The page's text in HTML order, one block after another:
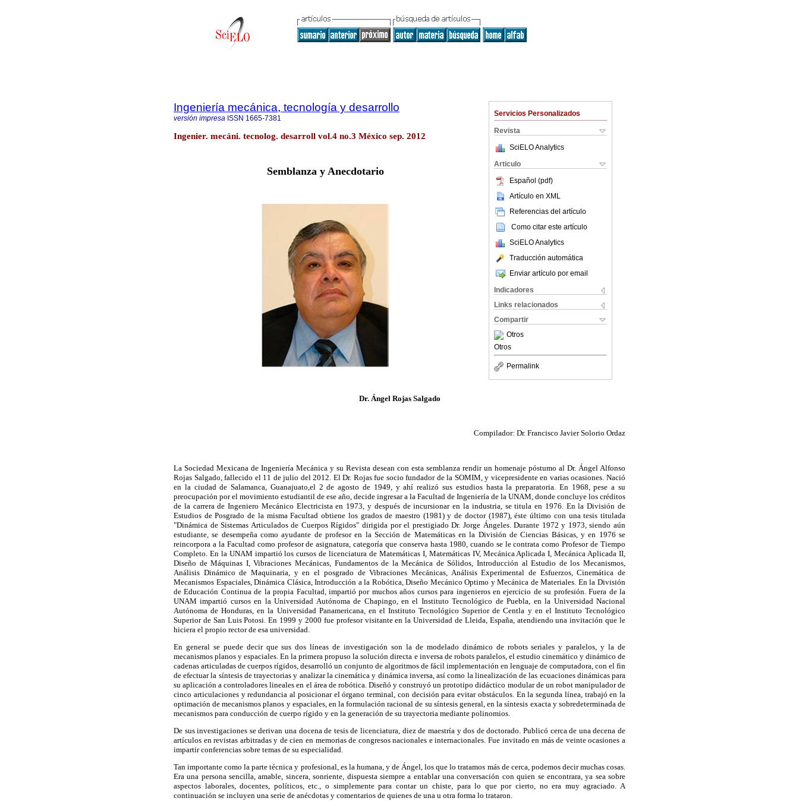
Servicios Personalizados
Revista
SciELO Analytics
Articulo
Español (pdf)
Artículo en XML
Referencias del artículo
Como citar este artículo
SciELO Analytics
Traducción automática
Enviar artículo por email
Indicadores
Links relacionados
Compartir
Otros
Otros
Permalink
Ingeniería mecánica, tecnología y desarrollo
versión impresa ISSN 1665-7381
Ingenier. mecáni. tecnolog. desarroll vol.4 no.3 México sep. 2012
Semblanza y Anecdotario
Dr. Ángel Rojas Salgado
Compilador: Dr. Francisco Javier Solorio Ordaz
La Sociedad Mexicana de Ingeniería Mecánica y su Revista desean con esta semblanza rendir un homenaje póstumo al Dr. Ángel Alfonso
Rojas Salgado, fallecido el 11 de julio del 2012. El Dr. Rojas fue socio fundador de la SOMIM, y vicepresidente en varias ocasiones. Nació
en la ciudad de Salamanca, Guanajuato,el 2 de agosto de 1949, y ahí realizó sus estudios hasta la preparatoria. En 1968, pese a su
preocupación por el movimiento estudiantil de ese año, decide ingresar a la Facultad de Ingeniería de la UNAM, donde concluye los créditos
de la carrera de Ingeniero Mecánico Electricista en 1973, y después de incursionar en la industria, se titula en 1976. En la División de
Estudios de Posgrado de la misma Facultad obtiene los grados de maestro (1981) y de doctor (1987), éste último con una tesis titulada
"Dinámica de Sistemas Articulados de Cuerpos Rígidos" dirigida por el prestigiado Dr. Jorge Ángeles. Durante 1972 y 1973, siendo aún
estudiante, se desempeña como ayudante de profesor en la Sección de Matemáticas en la División de Ciencias Básicas, y en 1976 se
reincorpora a la Facultad como profesor de asignatura, categoría que conserva hasta 1980, cuando se le contrata como Profesor de Tiempo
Completo. En la UNAM impartió los cursos de licenciatura de Matemáticas I, Matemáticas IV, Mecánica Aplicada I, Mecánica Aplicada II,
Diseño de Máquinas I, Vibraciones Mecánicas, Fundamentos de la Mecánica de Sólidos, Introducción al Estudio de los Mecanismos,
Análisis Dinámico de Maquinaria, y en el posgrado de Vibraciones Mecánicas, Análisis Experimental de Esfuerzos, Cinemática de
Mecanismos Espaciales, Dinámica Clásica, Introducción a la Robótica, Diseño Mecánico Optimo y Mecánica de Materiales. En la División
de Educación Continua de la propia Facultad, impartió por muchos años cursos para ingenieros en ejercicio de su profesión. Fuera de la
UNAM impartió cursos en la Universidad Autónoma de Chapingo, en el Instituto Tecnológico de Puebla, en la Universidad Nacional
Autónoma de Honduras, en la Universidad Panamericana, en el Instituto Tecnológico Superior de Centla y en el Instituto Tecnológico
Superior de San Luis Potosi. En 1999 y 2000 fue profesor visitante en la Universidad de Lleida, España, atendiendo una invitación que le
hiciera el propio rector de esa universidad.
En general se puede decir que sus dos líneas de investigación son la de modelado dinámico de robots seriales y paralelos, y la de
mecanismos planos y espaciales. En la primera propuso la solución directa e inversa de robots paralelos, el estudio cinemático y dinámico de
cadenas articuladas de cuerpos rígidos, desarrolló un conjunto de algoritmos de fácil implementación en lenguaje de computadora, con el fin
de efectuar la síntesis de trayectorias y analizar la cinemática y dinámica inversa, así como la linealización de las ecuaciones dinámicas para
su aplicación a controladores lineales en el área de robótica. Diseñó y construyó un prototipo didáctico modular de un robot manipulador de
cinco articulaciones y redundancia al posicionar el órgano terminal, con decisión para evitar obstáculos. En la segunda línea, trabajó en la
optimación de mecanismos planos y espaciales, en la formulación racional de su síntesis general, en la síntesis exacta y sobredeterminada de
mecanismos para conducción de cuerpo rígido y en la generación de su trayectoria mediante polinomios.
De sus investigaciones se derivan una docena de tesis de licenciatura, diez de maestría y dos de doctorado. Publicó cerca de una decena de
artículos en revistas arbitradas y de cien en memorias de congresos nacionales e internacionales. Fue invitado en más de veinte ocasiones a
impartir conferencias sobre temas de su especialidad.
Tan importante como la parte técnica y profesional, es la humana, y de Ángel, los que lo tratamos más de cerca, podemos decir muchas cosas.
Era una persona sencilla, amable, sincera, sonriente, dispuesta siempre a entablar una conversación con quien se encontrara, ya sea sobre
aspectos laborales, docentes, políticos, etc., o simplemente para contar un chiste, para lo que por cierto, no era muy agraciado. A
continuación se incluyen una serie de anécdotas y comentarios de quienes de una u otra forma lo trataron.